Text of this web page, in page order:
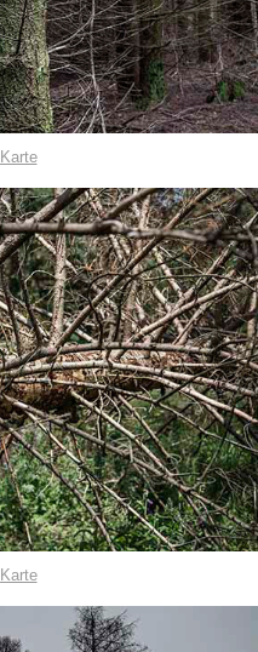
Karte
Karte